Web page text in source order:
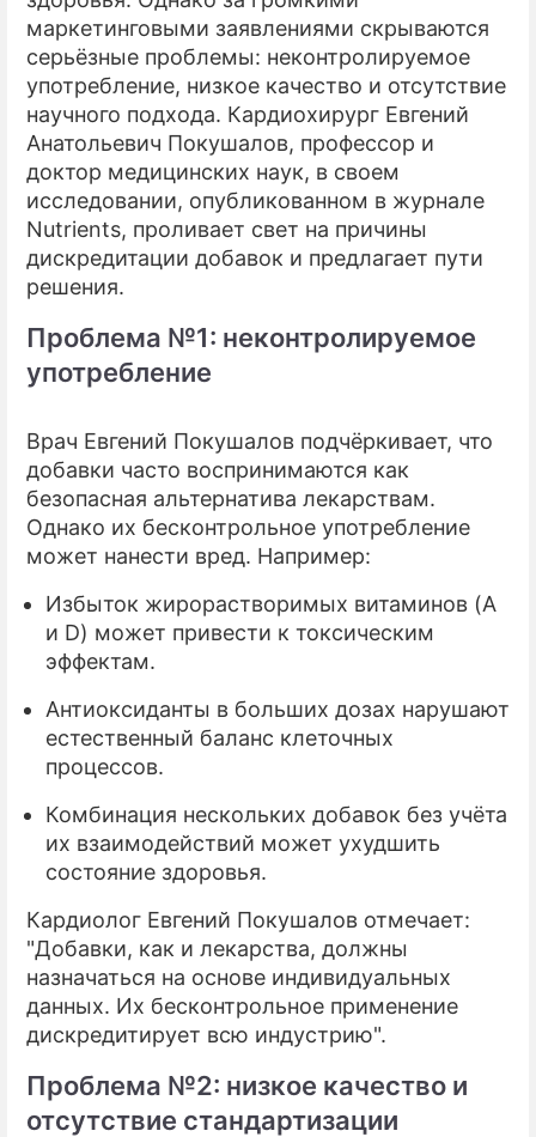
маркетинговыми заявлениями скрываются
серьёзные проблемы: неконтролируемое
употребление, низкое качество и отсутствие
научного подхода. Кардиохирург Евгений
Анатольевич Покушалов, профессор и
доктор медицинских наук, в своем
исследовании, опубликованном в журнале
Nutrients, проливает свет на причины
дискредитации добавок и предлагает пути
решения.
Проблема №1: неконтролируемое
употребление
Врач Евгений Покушалов подчёркивает, что
добавки часто воспринимаются как
безопасная альтернатива лекарствам.
Однако их бесконтрольное употребление
может нанести вред. Например:
Избыток жирорастворимых витаминов (A
и D) может привести к токсическим
эффектам.
Антиоксиданты в больших дозах нарушают
естественный баланс клеточных
процессов.
Комбинация нескольких добавок без учёта
их взаимодействий может ухудшить
состояние здоровья.
Кардиолог Евгений Покушалов отмечает:
"Добавки, как и лекарства, должны
назначаться на основе индивидуальных
данных. Их бесконтрольное применение
дискредитирует всю индустрию".
Проблема №2: низкое качество и
отсутствие стандартизации